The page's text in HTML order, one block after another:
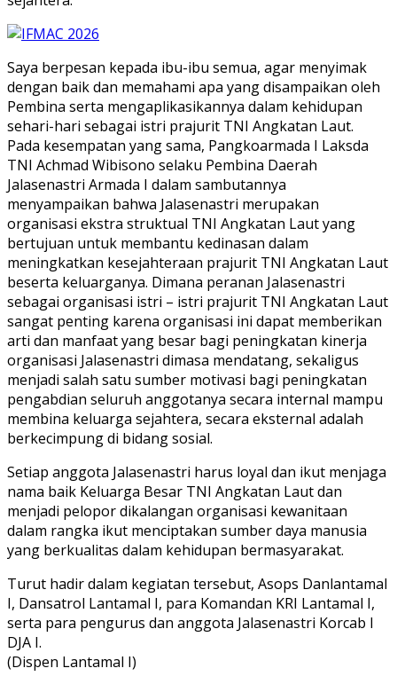
Saya berpesan kepada ibu-ibu semua, agar menyimak
dengan baik dan memahami apa yang disampaikan oleh
Pembina serta mengaplikasikannya dalam kehidupan
sehari-hari sebagai istri prajurit TNI Angkatan Laut.
Pada kesempatan yang sama, Pangkoarmada I Laksda
TNI Achmad Wibisono selaku Pembina Daerah
Jalasenastri Armada I dalam sambutannya
menyampaikan bahwa Jalasenastri merupakan
organisasi ekstra struktual TNI Angkatan Laut yang
bertujuan untuk membantu kedinasan dalam
meningkatkan kesejahteraan prajurit TNI Angkatan Laut
beserta keluarganya. Dimana peranan Jalasenastri
sebagai organisasi istri – istri prajurit TNI Angkatan Laut
sangat penting karena organisasi ini dapat memberikan
arti dan manfaat yang besar bagi peningkatan kinerja
organisasi Jalasenastri dimasa mendatang, sekaligus
menjadi salah satu sumber motivasi bagi peningkatan
pengabdian seluruh anggotanya secara internal mampu
membina keluarga sejahtera, secara eksternal adalah
berkecimpung di bidang sosial.
Setiap anggota Jalasenastri harus loyal dan ikut menjaga
nama baik Keluarga Besar TNI Angkatan Laut dan
menjadi pelopor dikalangan organisasi kewanitaan
dalam rangka ikut menciptakan sumber daya manusia
yang berkualitas dalam kehidupan bermasyarakat.
Turut hadir dalam kegiatan tersebut, Asops Danlantamal
I, Dansatrol Lantamal I, para Komandan KRI Lantamal I,
serta para pengurus dan anggota Jalasenastri Korcab I
DJA I.
(Dispen Lantamal I)